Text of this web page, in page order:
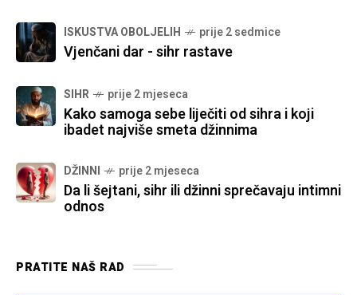
ISKUSTVA OBOLJELIH prije 2 sedmice
Vjenčani dar - sihr rastave
SIHR prije 2 mjeseca
Kako samoga sebe liječiti od sihra i koji
ibadet najviše smeta džinnima
DŽINNI prije 2 mjeseca
Da li šejtani, sihr ili džinni sprečavaju intimni
odnos
PRATITE NAŠ RAD